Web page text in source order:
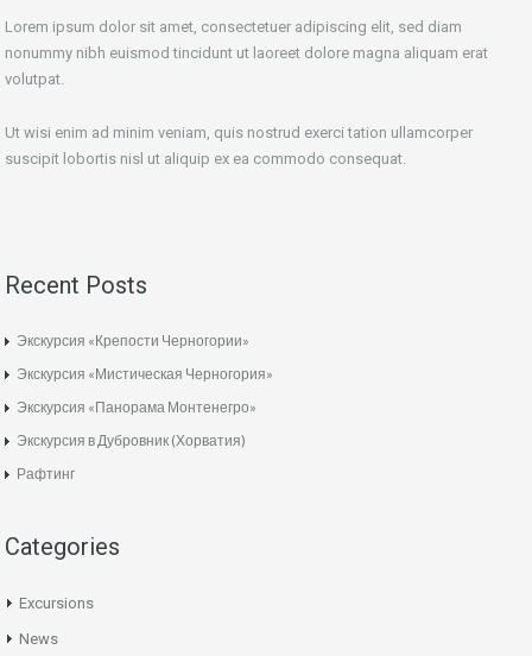
Lorem ipsum dolor sit amet, consectetuer adipiscing elit, sed diam
nonummy nibh euismod tincidunt ut laoreet dolore magna aliquam erat
volutpat.
Ut wisi enim ad minim veniam, quis nostrud exerci tation ullamcorper
suscipit lobortis nisl ut aliquip ex ea commodo consequat.
Recent Posts
Экскурсия «Крепости Черногории»
Экскурсия «Мистическая Черногория»
Экскурсия «Панорама Монтенегро»
Экскурсия в Дубровник (Хорватия)
Рафтинг
Categories
Excursions
News